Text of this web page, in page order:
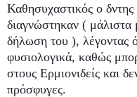
Καθησυχαστικός ο
διαγνώστηκαν (
δήλωση του ), λέγοντας
φυσιολογικά, καθώς
στους Ερμιονιδείς και
πρόσφυγες.